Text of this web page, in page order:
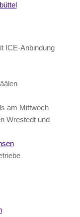
ICE-Anbindung
am Mittwoch
Wrestedt und